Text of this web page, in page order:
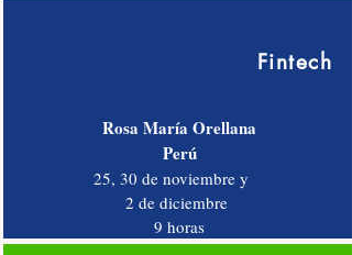
Fintech
Rosa María Orellana
Perú
25, 30 de noviembre y
2 de diciembre
9 horas